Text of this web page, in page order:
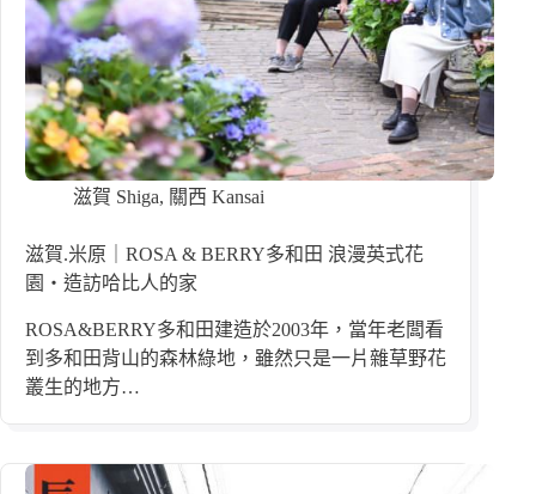
滋賀 Shiga, 關西 Kansai
滋賀.米原｜ROSA & BERRY多和田 浪漫英式花
園・造訪哈比人的家
ROSA&BERRY多和田建造於2003年，當年老闆看
到多和田背山的森林綠地，雖然只是一片雜草野花
叢生的地方…